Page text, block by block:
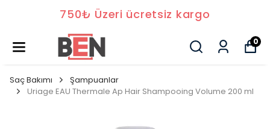
750₺ Üzeri ücretsiz kargo
0
Saç Bakımı
Şampuanlar
Uriage EAU Thermale Ap Hair Shampooing Volume 200 ml